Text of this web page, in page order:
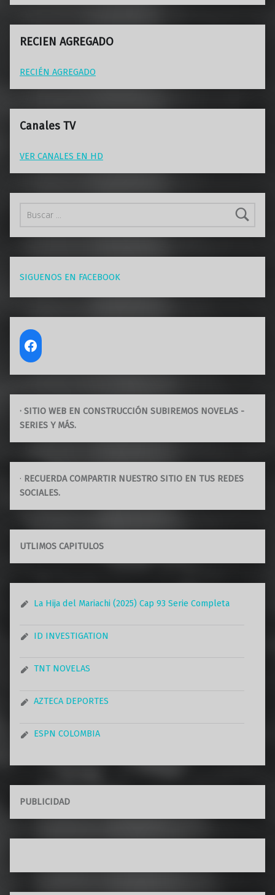
RECIEN AGREGADO
RECIÉN AGREGADO
Canales TV
VER CANALES EN HD
SIGUENOS EN FACEBOOK
· SITIO WEB EN CONSTRUCCIÓN SUBIREMOS NOVELAS -
SERIES Y MÁS.
· RECUERDA COMPARTIR NUESTRO SITIO EN TUS REDES
SOCIALES.
UTLIMOS CAPITULOS
La Hija del Mariachi (2025) Cap 93 Serie Completa
ID INVESTIGATION
TNT NOVELAS
AZTECA DEPORTES
ESPN COLOMBIA
PUBLICIDAD